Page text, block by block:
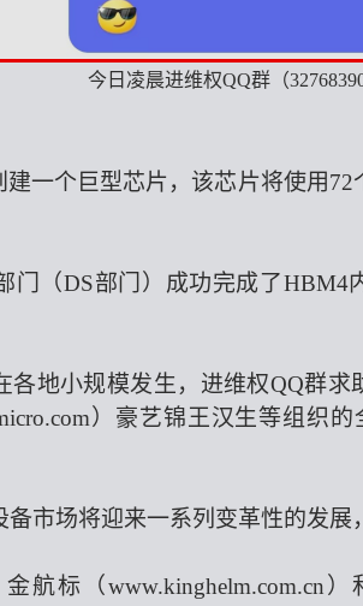
今日凌晨进维权QQ群（
一个巨型芯片，该芯片将使用
门（DS部门）成功完成了HBM4
各地小规模发生，进维权QQ群
）豪艺锦王汉生等组织
市场将迎来一系列变革性的发展
航标（www.kinghelm.com.cn